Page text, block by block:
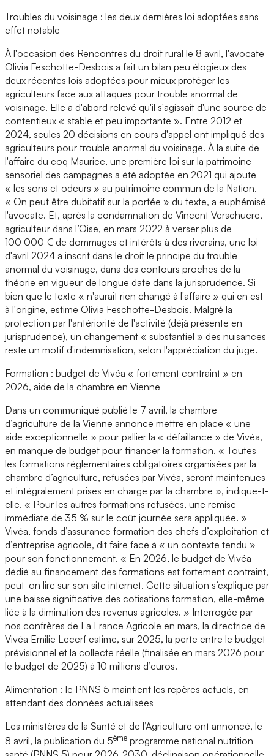
Troubles du voisinage : les deux dernières loi adoptées sans
effet notable
À l'occasion des Rencontres du droit rural le 8 avril, l'avocate
Olivia Feschotte-Desbois a fait un bilan peu élogieux des
deux récentes lois adoptées pour mieux protéger les
agriculteurs face aux attaques pour trouble anormal de
voisinage. Elle a d'abord relevé qu'il s'agissait d'une source de
contentieux « stable et peu importante ». Entre 2012 et
2024, seules 20 décisions en cours d'appel ont impliqué des
agriculteurs pour trouble anormal du voisinage. À la suite de
l'affaire du coq Maurice, une première loi sur la patrimoine
sensoriel des campagnes a été adoptée en 2021 qui ajoute
« les sons et odeurs » au patrimoine commun de la Nation.
« On peut être dubitatif sur la portée » du texte, a euphémisé
l'avocate. Et, après la condamnation de Vincent Verschuere,
agriculteur dans l’Oise, en mars 2022 à verser plus de
100 000 € de dommages et intérêts à des riverains, une loi
d'avril 2024 a inscrit dans le droit le principe du trouble
anormal du voisinage, dans des contours proches de la
théorie en vigueur de longue date dans la jurisprudence. Si
bien que le texte « n'aurait rien changé à l'affaire » qui en est
à l'origine, estime Olivia Feschotte-Desbois. Malgré la
protection par l'antériorité de l'activité (déjà présente en
jurisprudence), un changement « substantiel » des nuisances
reste un motif d'indemnisation, selon l'appréciation du juge.
Formation : budget de Vivéa « fortement contraint » en
2026, aide de la chambre en Vienne
Dans un communiqué publié le 7 avril, la chambre
d’agriculture de la Vienne annonce mettre en place « une
aide exceptionnelle » pour pallier la « défaillance » de Vivéa,
en manque de budget pour financer la formation. « Toutes
les formations réglementaires obligatoires organisées par la
chambre d’agriculture, refusées par Vivéa, seront maintenues
et intégralement prises en charge par la chambre », indique-t-
elle. « Pour les autres formations refusées, une remise
immédiate de 35 % sur le coût journée sera appliquée. »
Vivéa, fonds d’assurance formation des chefs d’exploitation et
d’entreprise agricole, dit faire face à « un contexte tendu »
pour son fonctionnement. « En 2026, le budget de Vivéa
dédié au financement des formations est fortement contraint,
peut-on lire sur son site internet. Cette situation s’explique par
une baisse significative des cotisations formation, elle-même
liée à la diminution des revenus agricoles. » Interrogée par
nos confrères de La France Agricole en mars, la directrice de
Vivéa Emilie Lecerf estime, sur 2025, la perte entre le budget
prévisionnel et la collecte réelle (finalisée en mars 2026 pour
le budget de 2025) à 10 millions d’euros.
Alimentation : le PNNS 5 maintient les repères actuels, en
attendant des données actualisées
Les ministères de la Santé et de l’Agriculture ont annoncé, le
8 avril, la publication du 5ème programme national nutrition